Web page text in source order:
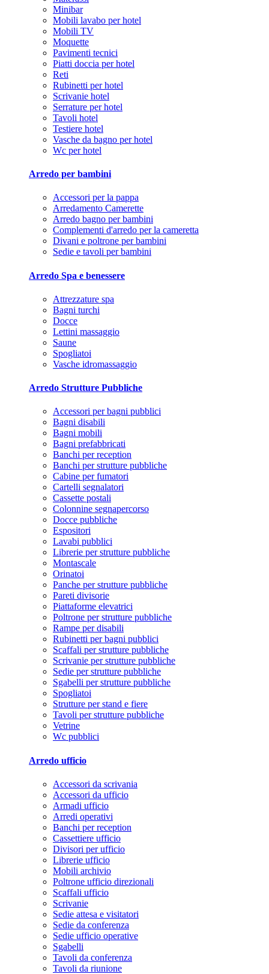
Minibar
Mobili lavabo per hotel
Mobili TV
Moquette
Pavimenti tecnici
Piatti doccia per hotel
Reti
Rubinetti per hotel
Scrivanie hotel
Serrature per hotel
Tavoli hotel
Testiere hotel
Vasche da bagno per hotel
Wc per hotel
Arredo per bambini
Accessori per la pappa
Arredamento Camerette
Arredo bagno per bambini
Complementi d'arredo per la cameretta
Divani e poltrone per bambini
Sedie e tavoli per bambini
Arredo Spa e benessere
Attrezzature spa
Bagni turchi
Docce
Lettini massaggio
Saune
Spogliatoi
Vasche idromassaggio
Arredo Strutture Pubbliche
Accessori per bagni pubblici
Bagni disabili
Bagni mobili
Bagni prefabbricati
Banchi per reception
Banchi per strutture pubbliche
Cabine per fumatori
Cartelli segnalatori
Cassette postali
Colonnine segnapercorso
Docce pubbliche
Espositori
Lavabi pubblici
Librerie per strutture pubbliche
Montascale
Orinatoi
Panche per strutture pubbliche
Pareti divisorie
Piattaforme elevatrici
Poltrone per strutture pubbliche
Rampe per disabili
Rubinetti per bagni pubblici
Scaffali per strutture pubbliche
Scrivanie per strutture pubbliche
Sedie per strutture pubbliche
Sgabelli per strutture pubbliche
Spogliatoi
Strutture per stand e fiere
Tavoli per strutture pubbliche
Vetrine
Wc pubblici
Arredo ufficio
Accessori da scrivania
Accessori da ufficio
Armadi ufficio
Arredi operativi
Banchi per reception
Cassettiere ufficio
Divisori per ufficio
Librerie ufficio
Mobili archivio
Poltrone ufficio direzionali
Scaffali ufficio
Scrivanie
Sedie attesa e visitatori
Sedie da conferenza
Sedie ufficio operative
Sgabelli
Tavoli da conferenza
Tavoli da riunione